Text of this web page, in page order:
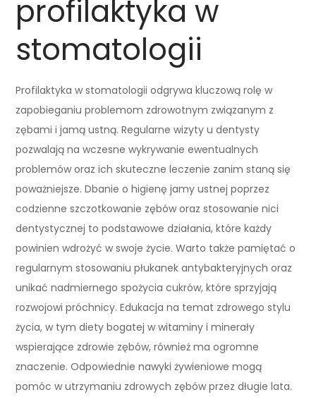
profilaktyka w
stomatologii
Profilaktyka w stomatologii odgrywa kluczową rolę w
zapobieganiu problemom zdrowotnym związanym z
zębami i jamą ustną. Regularne wizyty u dentysty
pozwalają na wczesne wykrywanie ewentualnych
problemów oraz ich skuteczne leczenie zanim staną się
poważniejsze. Dbanie o higienę jamy ustnej poprzez
codzienne szczotkowanie zębów oraz stosowanie nici
dentystycznej to podstawowe działania, które każdy
powinien wdrożyć w swoje życie. Warto także pamiętać o
regularnym stosowaniu płukanek antybakteryjnych oraz
unikać nadmiernego spożycia cukrów, które sprzyjają
rozwojowi próchnicy. Edukacja na temat zdrowego stylu
życia, w tym diety bogatej w witaminy i minerały
wspierające zdrowie zębów, również ma ogromne
znaczenie. Odpowiednie nawyki żywieniowe mogą
pomóc w utrzymaniu zdrowych zębów przez długie lata.